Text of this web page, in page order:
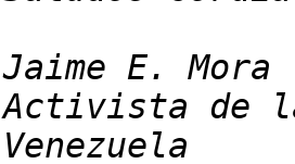
Activista de la